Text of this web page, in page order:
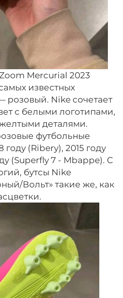
Mercurial 2023
известных
розовый. Nike сочетает
с белыми логотипами,
деталями.
футбольные
(Ribery), 2015 году
(Superfly 7 - Mbappe). С
бутсы Nike
Вольт» такие же, как